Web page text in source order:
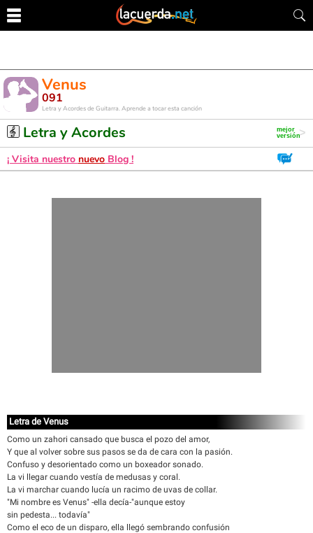
Venus
091
Letra y Acordes de Guitarra. Aprende a tocar esta canción
Letra y Acordes
¡ Visita nuestro nuevo Blog !
Letra de Venus
Como un zahori cansado que busca el pozo del amor,
Y que al volver sobre sus pasos se da de cara con la pasión.
Confuso y desorientado como un boxeador sonado.
La vi llegar cuando vestía de medusas y coral.
La vi marchar cuando lucía un racimo de uvas de collar.
"Mi nombre es Venus" -ella decía-"aunque estoy
sin pedesta... todavía"
Como el eco de un disparo, ella llegó sembrando confusión